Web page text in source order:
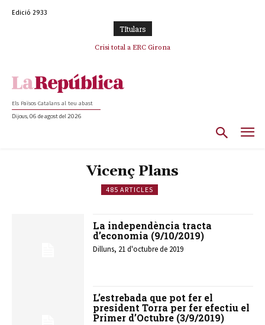
Edició 2933
TItulars
Crisi total a ERC Girona
Els Països Catalans al teu abast
Dijous, 06 de agost del 2026
Vicenç Plans
485 ARTICLES
La independència tracta
d’economia (9/10/2019)
Dilluns, 21 d'octubre de 2019
L’estrebada que pot fer el
president Torra per fer efectiu el
Primer d’Octubre (3/9/2019)